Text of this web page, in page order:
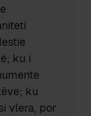
ku i
ku
vlera, por